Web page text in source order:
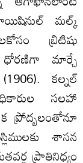
మల్క్‌
బ్రిటిషు
ధోరణిగా మార్చే
కల్నల్‌
సలహా
ప్రోద్బలంతోనూ
శాసన
ప్రాతినిధ్యం